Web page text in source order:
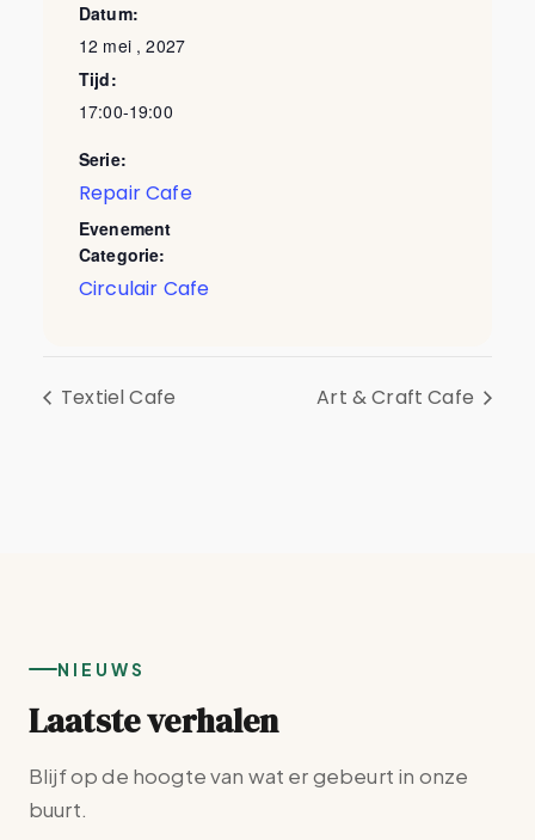
Datum:
12 mei , 2027
Tijd:
17:00-19:00
Serie:
Repair Cafe
Evenement
Categorie:
Circulair Cafe
Textiel Cafe Art & Craft Cafe
NIEUWS
Laatste verhalen
Blijf op de hoogte van wat er gebeurt in onze
buurt.